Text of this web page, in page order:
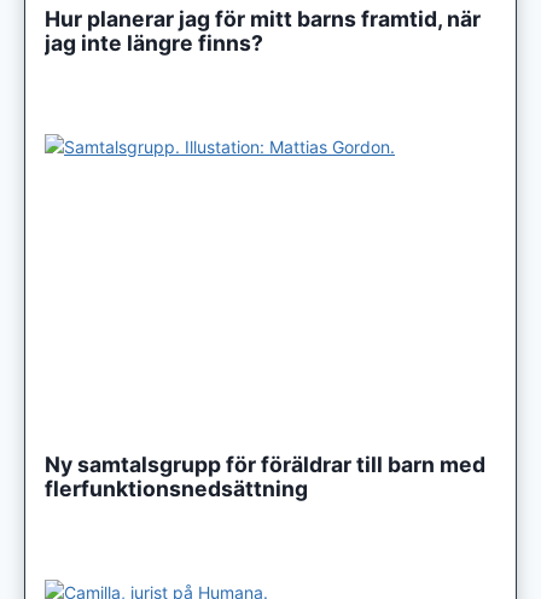
Hur planerar jag för mitt barns framtid, när
jag inte längre finns?
Ny samtalsgrupp för föräldrar till barn med
flerfunktionsnedsättning